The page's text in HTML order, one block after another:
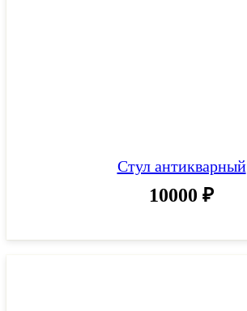
Стул антикварный
10000 ₽